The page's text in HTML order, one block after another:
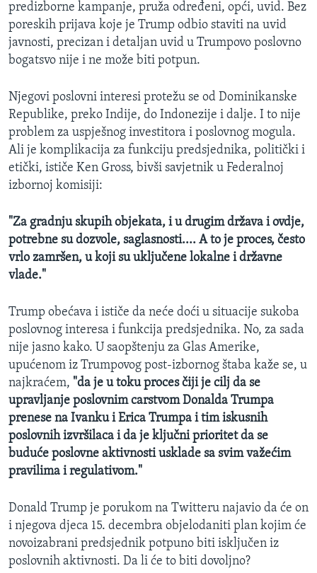
predizborne kampanje, pruža određeni, opći, uvid. Bez
poreskih prijava koje je Trump odbio staviti na uvid
javnosti, precizan i detaljan uvid u Trumpovo poslovno
bogatsvo nije i ne može biti potpun.
Njegovi poslovni interesi protežu se od Dominikanske
Republike, preko Indije, do Indonezije i dalje. I to nije
problem za uspješnog investitora i poslovnog mogula.
Ali je komplikacija za funkciju predsjednika, politički i
etički, ističe Ken Gross, bivši savjetnik u Federalnoj
izbornoj komisiji:
"Za gradnju skupih objekata, i u drugim država i ovdje,
potrebne su dozvole, saglasnosti.... A to je proces, često
vrlo zamršen, u koji su uključene lokalne i državne
vlade."
Trump obećava i ističe da neće doći u situacije sukoba
poslovnog interesa i funkcija predsjednika. No, za sada
nije jasno kako. U saopštenju za Glas Amerike,
upućenom iz Trumpovog post-izbornog štaba kaže se, u
najkraćem, "da je u toku proces čiji je cilj da se
upravljanje poslovnim carstvom Donalda Trumpa
prenese na Ivanku i Erica Trumpa i tim iskusnih
poslovnih izvršilaca i da je ključni prioritet da se
buduće poslovne aktivnosti usklade sa svim važećim
pravilima i regulativom."
Donald Trump je porukom na Twitteru najavio da će on
i njegova djeca 15. decembra objelodaniti plan kojim će
novoizabrani predsjednik potpuno biti isključen iz
poslovnih aktivnosti. Da li će to biti dovoljno?